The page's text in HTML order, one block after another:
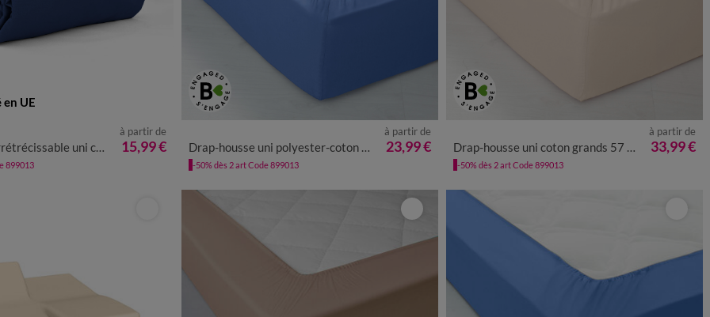
UE
uni coton
à partir de
15,99 €
899013
Drap-housse uni polyester-coton 57 fils/cm² - bonnet 32 cm
à partir de
23,99 €
-50% dès 2 art Code 899013
Drap-housse uni coton grands 57 fils/cm² - bonnet 40 cm
à partir de
33,99 €
-50% dès 2 art Code 899013